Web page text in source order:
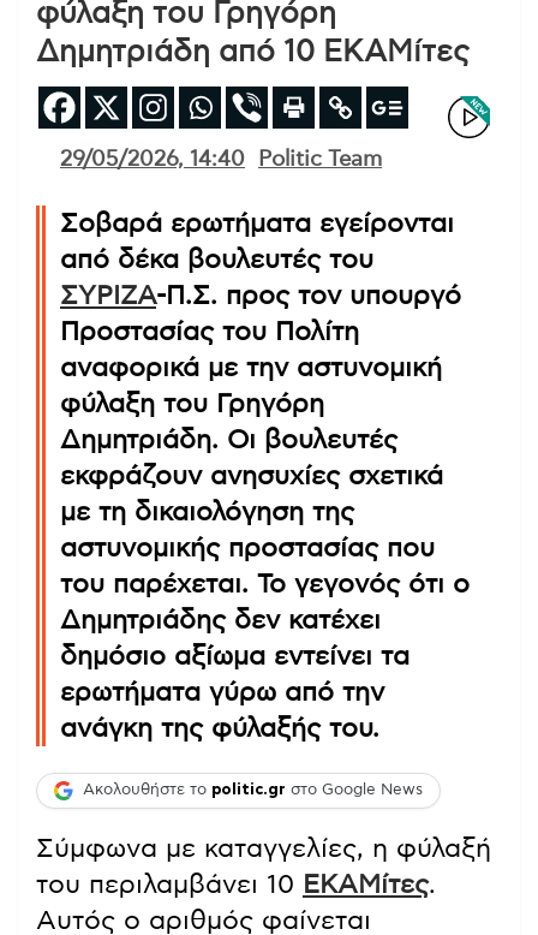
φύλαξη του Γρηγόρη
Δημητριάδη από 10 ΕΚΑΜίτες
29/05/2026, 14:40 Politic Team
Σοβαρά ερωτήματα εγείρονται
από δέκα βουλευτές του
ΣΥΡΙΖΑ-Π.Σ. προς τον υπουργό
Προστασίας του Πολίτη
αναφορικά με την αστυνομική
φύλαξη του Γρηγόρη
Δημητριάδη. Οι βουλευτές
εκφράζουν ανησυχίες σχετικά
με τη δικαιολόγηση της
αστυνομικής προστασίας που
του παρέχεται. Το γεγονός ότι ο
Δημητριάδης δεν κατέχει
δημόσιο αξίωμα εντείνει τα
ερωτήματα γύρω από την
ανάγκη της φύλαξής του.
Ακολουθήστε το politic.gr στο Google News
Σύμφωνα με καταγγελίες, η φύλαξή
του περιλαμβάνει 10 ΕΚΑΜίτες.
Αυτός ο αριθμός φαίνεται